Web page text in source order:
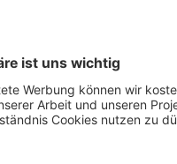
„nicht gefährdet“
in der